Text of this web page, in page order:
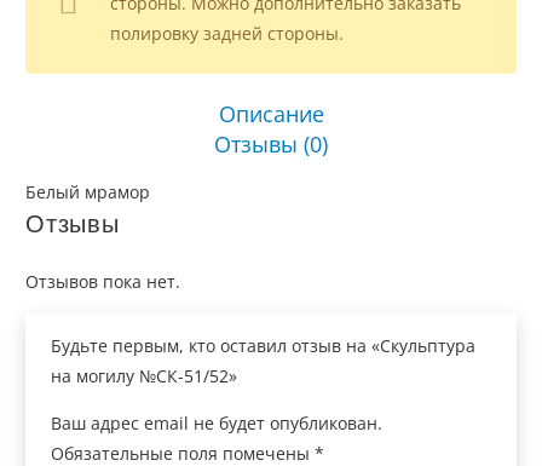
полировку задней стороны.
Описание
Отзывы (0)
Белый мрамор
Отзывы
Отзывов пока нет.
Будьте первым, кто оставил отзыв на «Скульптура
на могилу №СК-51/52»
Ваш адрес email не будет опубликован.
Обязательные поля помечены *